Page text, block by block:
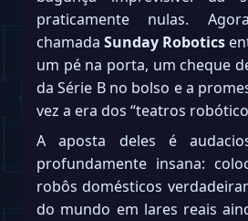
praticamente nulas.
chamada Sunday Robotics
um pé na porta, um cheque
da Série B no bolso e a
vez a era dos “teatros
A aposta deles é
profundamente insana:
robôs domésticos
do mundo em lares reais